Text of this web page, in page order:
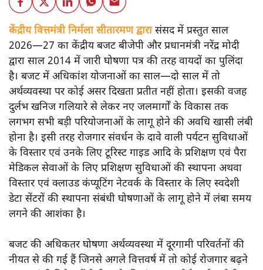
केंद्रीय वित्तमंत्री निर्मला सीतारमण द्वारासंसद में प्रस्तुत साल
2026—27 का केंद्रीय बजट बीजेपी और प्रधानमंत्री नरेंद्र मोदी
द्वारा साल 2014 में जारी घोषणा पत्र की तरह वायदों का पुलिंदा
है। बजट में अधिकांश योजनाओं का साल—दो साल में तो
अर्थव्यवस्था पर कोई असर दिखता प्रतीत नहीं होता। इसकी वजह
दुर्लभ खनिज गलियारे से लेकर नए जलमार्गों के विकास तक
लगभग सभी बड़ी परियोजनाओं के लागू होने की अवधि खासी लंबी
होना है। इसी तरह रोजगार संवर्धन के दावे वाली पर्यटन सुविधाओं
के विस्तार एवं उनके लिए टूरिस्ट गाइड आदि के प्रशिक्षण एवं पैरा
मेडिकल सेवाओं के लिए प्रशिक्षण सुविधाओं की स्थापना अथवा
विस्तार एवं क्लाउड कंप्यूटिंग नेटवर्क के विस्तार के लिए स्वदेशी
डेटा सेंटरों की स्थापना संबंधी घोषणाओं के लागू होने में लंबा समय
लगने की आशंका है।
बजट की अधिकतर घोषणा अर्थव्यवस्था में दूरगामी परिवर्तनों की
नीयत से की गई हैं जिनसे अगले वित्तवर्ष में तो कोई रोजगार बढ़ने